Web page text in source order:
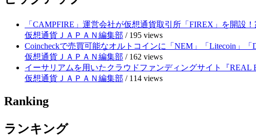
「CAMPFIRE」運営会社が仮想通貨取引所「FIREX」を開設
仮想通貨ＪＡＰＡＮ編集部 / 195 views
Coincheckで売買可能なオルトコインに「NEM」「Litecoin」
仮想通貨ＪＡＰＡＮ編集部 / 162 views
イーサリアムを用いたクラウドファンディングサイト『REAL
仮想通貨ＪＡＰＡＮ編集部 / 114 views
Ranking
ランキング